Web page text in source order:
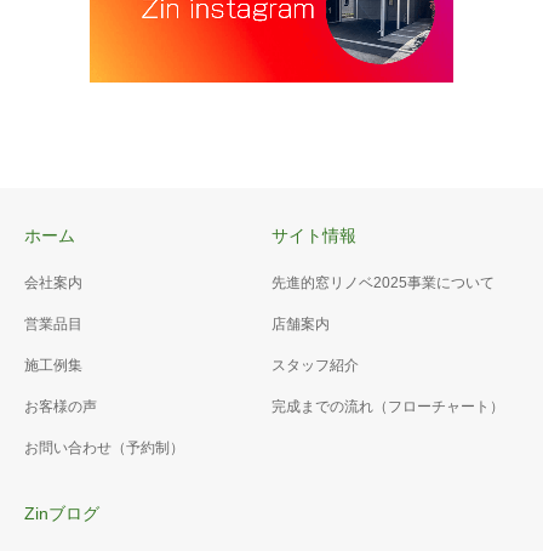
ホーム
会社案内
営業品目
施工例集
お客様の声
お問い合わせ（予約制）
サイト情報
先進的窓リノベ2025事業について
店舗案内
スタッフ紹介
完成までの流れ（フローチャート）
Zinブログ